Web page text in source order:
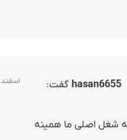
hasan6655 گفت: اسفند ۱۴, ۱۴۰۱ در ۶:۴۸ ق٫ظ
شغل اصلی ما همینه